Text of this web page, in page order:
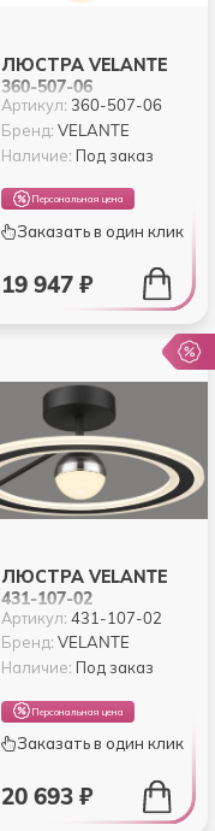
ЛЮСТРА VELANTE
360-507-06
Артикул: 360-507-06
Бренд:VELANTE
Наличие: Под заказ
Персональная цена
Заказать в один клик
19 947 ₽
ЛЮСТРА VELANTE
431-107-02
Артикул:431-107-02
Бренд:VELANTE
Наличие: Под заказ
Персональная цена
Заказать в один клик
20 693 ₽